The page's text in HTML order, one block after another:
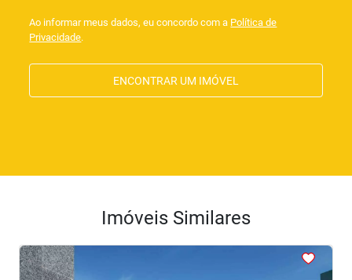
Ao informar meus dados, eu concordo com a Política de
Privacidade.
ENCONTRAR UM IMÓVEL
Imóveis Similares
<<<<